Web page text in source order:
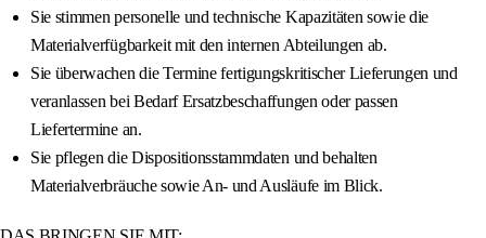
Sie stimmen personelle und technische Kapazitäten sowie die
Materialverfügbarkeit mit den internen Abteilungen ab.
Sie überwachen die Termine fertigungskritischer Lieferungen und
veranlassen bei Bedarf Ersatzbeschaffungen oder passen
Liefertermine an.
Sie pflegen die Dispositionsstammdaten und behalten
Materialverbräuche sowie An- und Ausläufe im Blick.